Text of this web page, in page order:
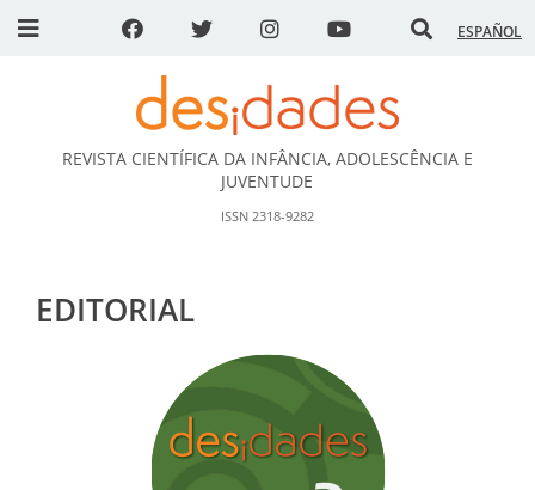
ESPAÑOL
DESidades
REVISTA CIENTÍFICA DA INFÂNCIA, ADOLESCÊNCIA E
JUVENTUDE
ISSN 2318-9282
EDITORIAL